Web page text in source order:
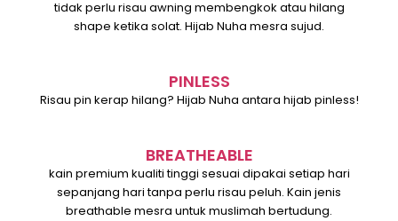
tidak perlu risau awning membengkok atau hilang
shape ketika solat. Hijab Nuha mesra sujud.
PINLESS
Risau pin kerap hilang? Hijab Nuha antara hijab pinless!
BREATHEABLE
kain premium kualiti tinggi sesuai dipakai setiap hari
sepanjang hari tanpa perlu risau peluh. Kain jenis
breathable mesra untuk muslimah bertudung.